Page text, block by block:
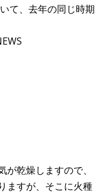
て、去年の同じ時期
乾燥しますので、
ますが、そこに火種